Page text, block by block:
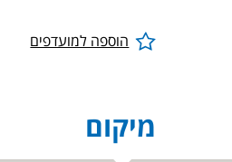
הוספה למועדפים
מיקום